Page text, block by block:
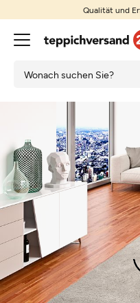
Qualität und